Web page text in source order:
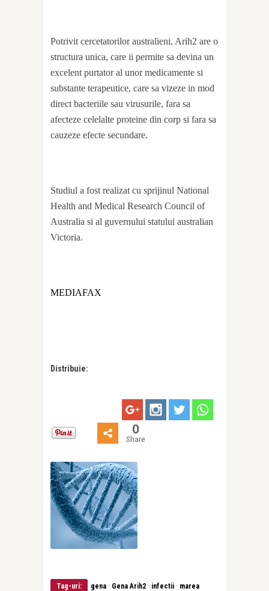
Potrivit cercetatorilor australieni, Arih2 are o
structura unica, care ii permite sa devina un
excelent purtator al unor medicamente si
substante terapeutice, care sa vizeze in mod
direct bacteriile sau virusurile, fara sa
afecteze celelalte proteine din corp si fara sa
cauzeze efecte secundare.
Studiul a fost realizat cu sprijinul National
Health and Medical Research Council of
Australia si al guvernului statului australian
Victoria.
MEDIAFAX
Distribuie:
0
Share
Tag-uri: gena · Gena Arih2 · infectii · marea